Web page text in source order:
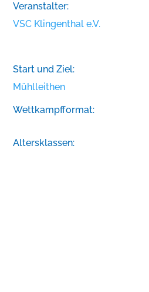
Veranstalter:
VSC Klingenthal e.V.
Start und Ziel:
Mühlleithen
Wettkampfformat:
Altersklassen: